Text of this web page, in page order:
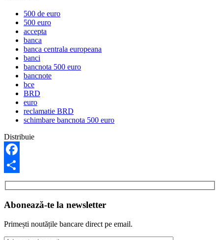
500 de euro
500 euro
accepta
banca
banca centrala europeana
banci
bancnota 500 euro
bancnote
bce
BRD
euro
reclamatie BRD
schimbare bancnota 500 euro
Distribuie
Facebook
Share
Abonează-te la newsletter
Primești noutățile bancare direct pe email.